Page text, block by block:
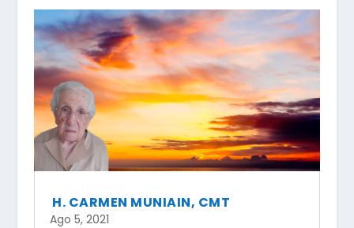
H. CARMEN MUNIAIN, CMT
Ago 5, 2021